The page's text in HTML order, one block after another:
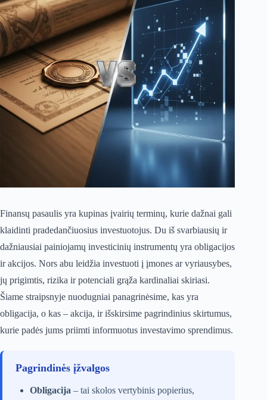
Finansų pasaulis yra kupinas įvairių terminų, kurie dažnai gali
klaidinti pradedančiuosius investuotojus. Du iš svarbiausių ir
dažniausiai painiojamų investicinių instrumentų yra obligacijos
ir akcijos. Nors abu leidžia investuoti į įmones ar vyriausybes,
jų prigimtis, rizika ir potenciali grąža kardinaliai skiriasi.
Šiame straipsnyje nuodugniai panagrinėsime, kas yra
obligacija, o kas – akcija, ir išskirsime pagrindinius skirtumus,
kurie padės jums priimti informuotus investavimo sprendimus.
Pagrindinės įžvalgos
Obligacija – tai skolos vertybinis popierius,